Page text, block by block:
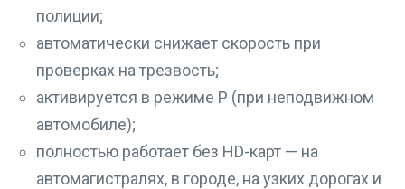
полиции;
автоматически снижает скорость при
проверках на трезвость;
активируется в режиме P (при неподвижном
автомобиле);
полностью работает без HD-карт — на
автомагистралях, в городе, на узких дорогах и